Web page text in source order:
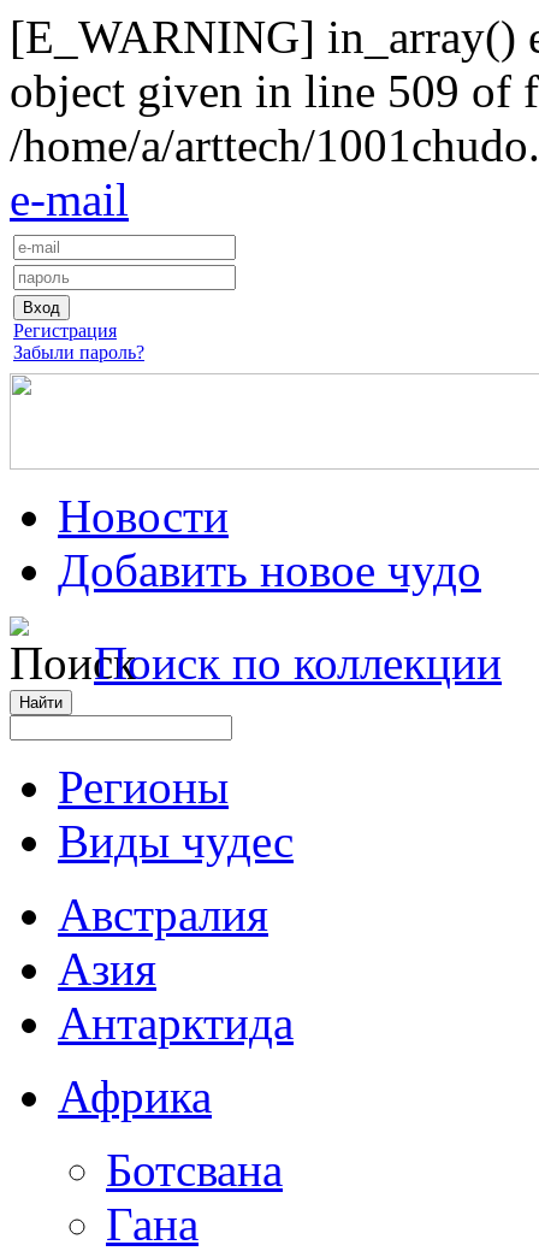
[E_WARNING] in_array()
object given in line 509 of
/home/a/arttech/
e-mail
Регистрация
Забыли пароль?
Новости
Добавить новое чудо
Поиск по коллекции
Регионы
Виды чудес
Австралия
Азия
Антарктида
Африка
Ботсвана
Гана